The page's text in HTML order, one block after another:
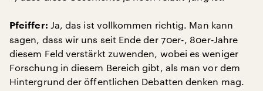
Pfeiffer: Ja, das ist vollkommen richtig. Man kann
sagen, dass wir uns seit Ende der 70er-, 80er-Jahre
diesem Feld verstärkt zuwenden, wobei es weniger
Forschung in diesem Bereich gibt, als man vor dem
Hintergrund der öffentlichen Debatten denken mag.